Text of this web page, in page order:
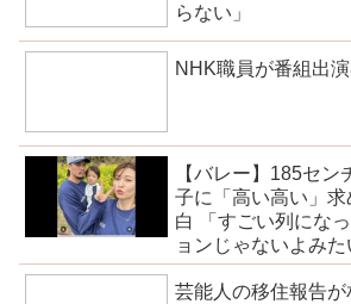
らない」
NHK職員が番組出
【バレー】185セン
子に「高い高い」
白 「すごい列にな
ョンじゃないよみた
芸能人の移住報告